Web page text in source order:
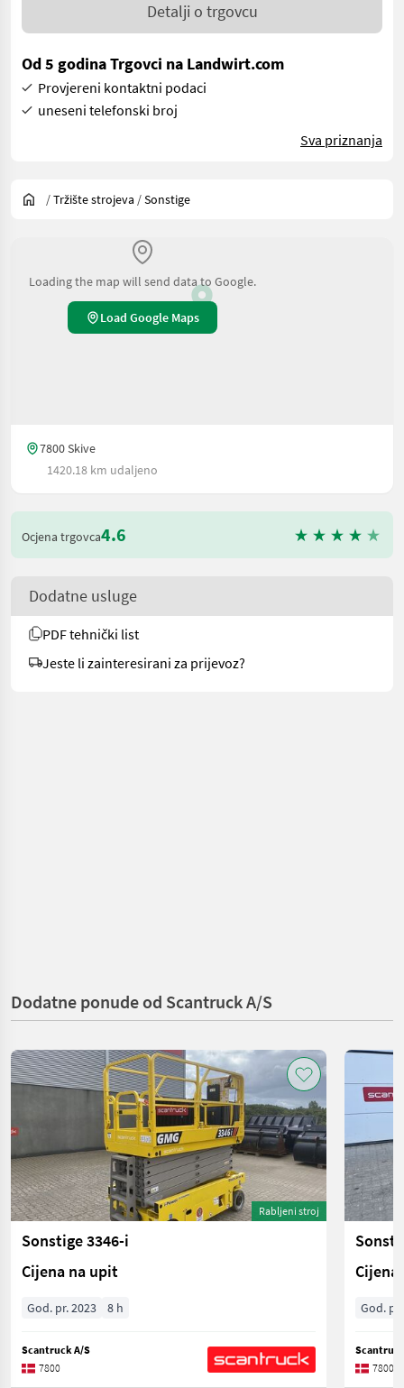
Detalji o trgovcu
Od 5 godina Trgovci na Landwirt.com
Provjereni kontaktni podaci
uneseni telefonski broj
Sva priznanja
/Tržište strojeva /Sonstige
Loading the map will send data to Google.
Load Google Maps
7800 Skive
1420.18 km udaljeno
Ocjena trgovca4.6
Dodatne usluge
PDF tehnički list
Jeste li zainteresirani za prijevoz?
Dodatne ponude od Scantruck A/S
Rabljeni stroj
Sonstige 3346-i
Cijena na upit
God. pr. 2023 8 h
Scantruck A/S
7800
God.
7800